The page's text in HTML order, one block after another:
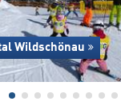
Wildschönau